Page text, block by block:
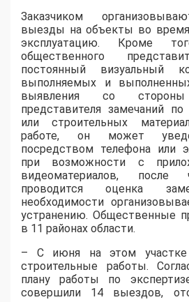
Заказчиком
выезды на объекты во
эксплуатацию. Кроме
общественного
постоянный визуальный
выполняемых и
выявления со стороны
представителя замечаний
или строительных
работе, он может
посредством телефона или
при возможности с
видеоматериалов, после
проводится оценка
необходимости
устранению. Общественные
в 11 районах области.
– С июня на этом участке
строительные работы.
плану работы по
совершили 14 выездов,